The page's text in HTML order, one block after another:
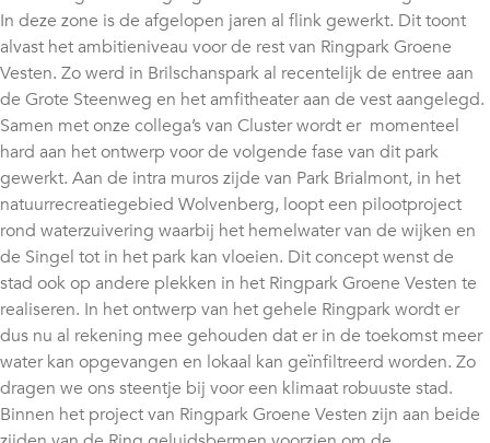
In deze zone is de afgelopen jaren al flink gewerkt. Dit toont
alvast het ambitieniveau voor de rest van Ringpark Groene
Vesten. Zo werd in Brilschanspark al recentelijk de entree aan
de Grote Steenweg en het amfitheater aan de vest aangelegd.
Samen met onze collega’s van Cluster wordt er momenteel
hard aan het ontwerp voor de volgende fase van dit park
gewerkt. Aan de intra muros zijde van Park Brialmont, in het
natuurrecreatiegebied Wolvenberg, loopt een pilootproject
rond waterzuivering waarbij het hemelwater van de wijken en
de Singel tot in het park kan vloeien. Dit concept wenst de
stad ook op andere plekken in het Ringpark Groene Vesten te
realiseren. In het ontwerp van het gehele Ringpark wordt er
dus nu al rekening mee gehouden dat er in de toekomst meer
water kan opgevangen en lokaal kan geïnfiltreerd worden. Zo
dragen we ons steentje bij voor een klimaat robuuste stad.
Binnen het project van Ringpark Groene Vesten zijn aan beide